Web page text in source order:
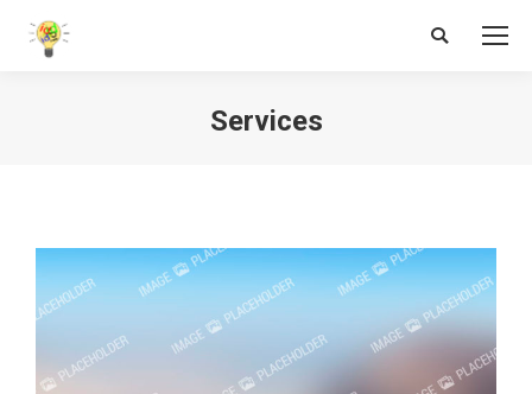
Search:
Services